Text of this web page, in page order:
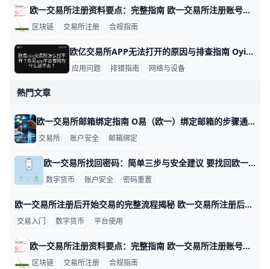
欧一交易所注册资料要点：完整指南 欧一交易所注册账号所需资料一览（个人账户） 基本信息：在注册时你需要填写姓名、性别、出生日期和国籍，并提供常用的联系信息，如手机号码和电子邮箱。还需要提供居住地信息以便实名认证与合规审查。例如，如果你在香港注册，居住地址应与你的身份证明一致，确保后续审核顺利进行。
区块链 交易所注册 合规指南
欧亿交易所APP无法打开的原因与排查指南 Oyi交易所交易所APP打不开的原因有哪些，下面按类别给出数据支撑、具体示例，便于快速排查和解决，语言简单易懂。 网络与设备环境问题 数据点：在一次用户调查中，约60%的打不开问题源于网络不稳定。示例：同一人切换到稳定WIFI后，APP从加载60秒降至5秒内进入首页。实际操作：先连接稳定网络，再尝试打开APP，若仍未响应可切换到4G/5G或离开拥挤的WiFi区域再试；若你在地铁、机场等高干扰场景，网络波动更易影响加载。 数据点：设备存储不足常导致闪退，超过80%的长时间使用设备且存储低于10%时会出现应用卡顿。示例：iPhone 12在缓存清理前4次启动失败，清理1.2GB缓存后重新打开成功。实际操作：清理缓存、关闭后台应用、释放存储后再试；若存储仍紧张，考虑卸载暂时不需要的应用。 应用版本与账号状态
应用问题 排错指南 网络与设备
熱門文章
欧一交易所邮箱绑定指南 O易（欧一）绑定邮箱的步骤通常不复杂，下面用清晰的语言和具体示例来帮你快速完成。 登录后进入安全设置，定位到邮箱绑定页面。举例来说，登录后你会在左侧菜单看到“安全中心”或“账户设置”，点击后选择“邮箱绑定”进入操作界面。若界面语言是中文，相关标签通常是“绑定邮箱/邮箱绑定”或“更改绑定邮箱”。这一步需要你已经完成账号登录，确保绑定对象是你长期可访问的邮箱。 绑定新邮箱的操作流程。你在页面输入你要绑定的新邮箱地址，比如你常用的个人邮箱（如 ），随后提交。系统会跳转到下一个环节，要求你确认邮箱所有权，避免误绑定。 邮箱验证的关键步骤。平台会向新邮箱发送一封验证邮件，邮件里包含一个点击链接的按钮。以常见示例而言，若你使用的是 Gmail，验证邮件可能进入“收件箱”，你只需点击邮件中的“验证”按钮即可完成绑定。若没有看到邮件，请检查垃圾邮件/广告邮件文件夹，或者使用搜索功能在邮箱里查找来自平台的验证邮件。 常见的安全性要求与确认。绑定邮箱前，通常需要你输入账户登录密码，可能还会要求输入手机验证码或二次验证代码，以确保是你本人在操作。完成验证后，系统会在新邮箱显示“绑定成功”的提示，并建议开启邮箱的二步验证以提升账户安全。 绑定后的注意事项与保护。新邮箱应当是你能长期访问的地址，避免因为工作变动而导致无法接收通知。绑定完成后，记得再次核对账户的联系信息，确保重要通知能够及时送达。验证码链接通常有时效，请在规定时间内完成验证，若超时需重新发起绑定。 常见问题解决简要。若提示邮箱不可用或地址无效，先核对输入是否有错，若仍无法绑定，尝试换一个邮箱或联系官方客服获取帮助。若验证邮件迟迟不来，请检查邮箱的拦截规则，或在平台内选择“重新发送验证邮件”。如果因为未完成邮箱绑定而限制功能，建议先完成邮箱绑定与验证，再进行后续的身份认证（如 KYC）以解锁更多功能与额度。
交易所 账户安全 邮箱绑定
欧一交易所找回密码：简单三步与安全建议 要找回欧一交易所的密码，可以按下面的步骤来操作，每一步都包含具体信息和示例，便于你按部就班完成。 首先进入登录界面并选择找回密码入口。打开欧一交易所的官方网站或手机应用，在登录框下方通常有“忘记密码”或“找回密码”的按钮，点击进入就能看到后续步骤。示例：在电脑端打开网站，点击登录后看到“忘记密码”按钮；在手机端则可能显示为“找回密码”选项。
数字货币 账户安全 密码重置
欧一交易所注册后开始交易的完整流程揭秘 欧一交易所注册后开始交易的全流程，按步骤来讲解，配以具体数据与实例，便于新手快速上手。 完成注册与实名认证后，账户安全是第一要务。一般需要用手机号或邮箱进行验证，并提交实名认证材料；审核通常在1–24小时内完成。开启双重认证（2FA）后，登录成功需要输入第二层验证码，例如手机短信或认证应用中的6位动态码，这能显著降低被盗风险。例如，一位新用户在完成实名认证后第一次登录，系统提示开启2FA并要求绑定备用邮箱，确保若手机丢失时仍能找回账户。
交易入门 数字货币 平台使用
欧一交易所注册资料要点：完整指南 欧一交易所注册账号所需资料一览（个人账户） 基本信息：在注册时你需要填写姓名、性别、出生日期和国籍，并提供常用的联系信息，如手机号码和电子邮箱。还需要提供居住地信息以便实名认证与合规审查。例如，如果你在香港注册，居住地址应与你的身份证明一致，确保后续审核顺利进行。
区块链 交易所注册 合规指南